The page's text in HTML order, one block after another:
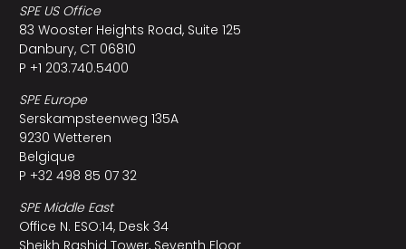
SPE US Office
83 Wooster Heights Road, Suite 125
Danbury, CT 06810
P +1 203.740.5400
SPE Europe
Serskampsteenweg 135A
9230 Wetteren
Belgique
P +32 498 85 07 32
SPE Middle East
Office N. ESO:14, Desk 34
Sheikh Rashid Tower, Seventh Floor